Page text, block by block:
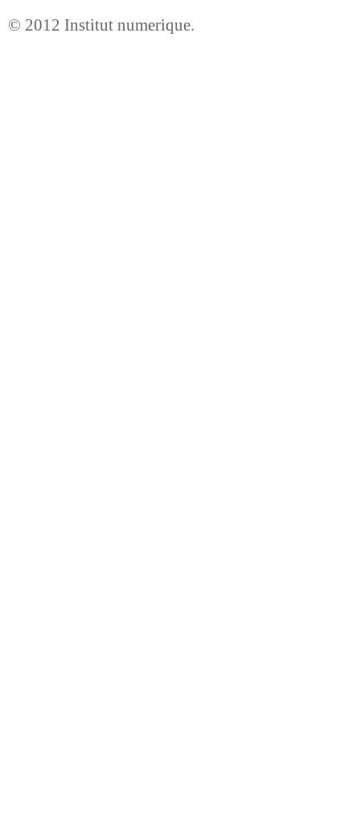
© 2012 Institut numerique.